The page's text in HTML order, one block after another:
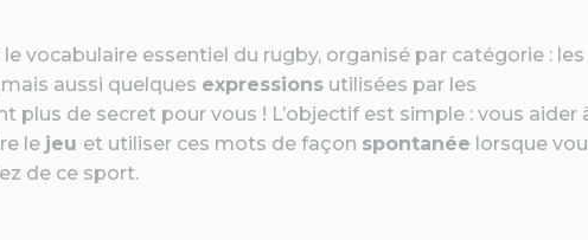
vocabulaire essentiel du rugby, organisé par catégorie : les
aussi quelques expressions utilisées par les
de secret pour vous ! L’objectif est simple : vous aider
le jeu et utiliser ces mots de façon spontanée lorsque
de ce sport.